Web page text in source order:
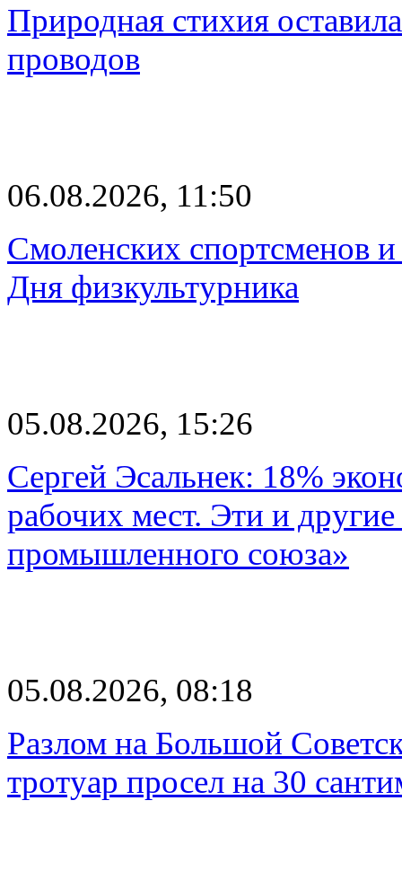
Природная стихия
проводов
06.08.2026, 11:50
Смоленских спортсменов
Дня физкультурника
05.08.2026, 15:26
Сергей Эсальнек: 18%
рабочих мест. Эти и
промышленного союза»
05.08.2026, 08:18
Разлом на Большой
тротуар просел на 30